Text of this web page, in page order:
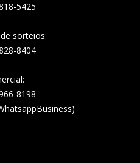
5425
sorteios:
8404
8198